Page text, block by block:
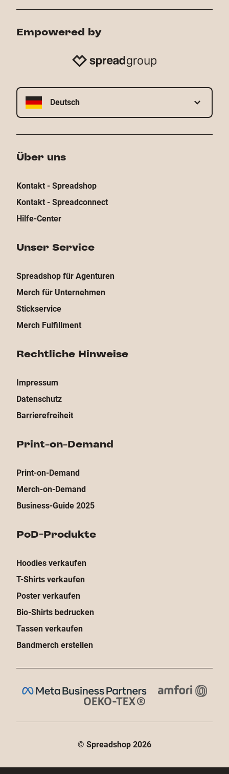
Empowered by
Deutsch
Über uns
Kontakt - Spreadshop
Kontakt - Spreadconnect
Hilfe-Center
Unser Service
Spreadshop für Agenturen
Merch für Unternehmen
Stickservice
Merch Fulfillment
Rechtliche Hinweise
Impressum
Datenschutz
Barrierefreiheit
Print-on-Demand
Print-on-Demand
Merch-on-Demand
Business-Guide 2025
PoD-Produkte
Hoodies verkaufen
T-Shirts verkaufen
Poster verkaufen
Bio-Shirts bedrucken
Tassen verkaufen
Bandmerch erstellen
© Spreadshop 2026